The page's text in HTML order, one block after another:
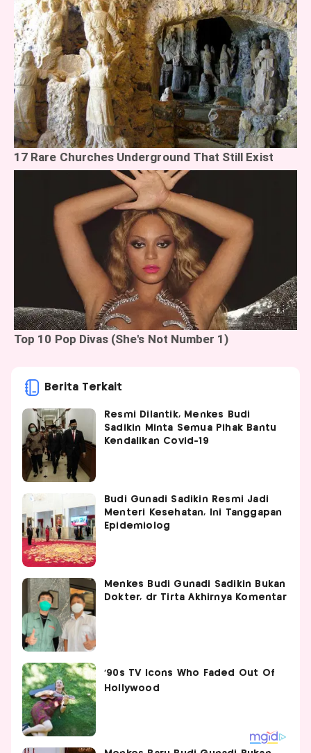
Berita Terkait
Resmi Dilantik, Menkes Budi
Sadikin Minta Semua Pihak Bantu
Kendalikan Covid-19
Budi Gunadi Sadikin Resmi Jadi
Menteri Kesehatan, Ini Tanggapan
Epidemiolog
Menkes Budi Gunadi Sadikin Bukan
Dokter, dr Tirta Akhirnya Komentar